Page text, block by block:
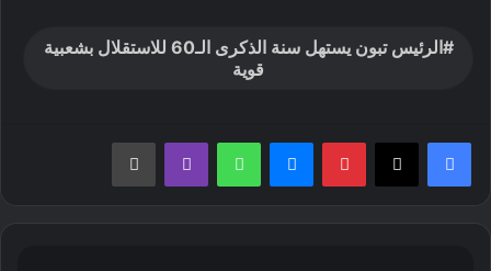
الرئيس تبون يستهل سنة الذكرى الـ60 للاستقلال بشعبية
قوية
بينتيريستماسنجر واتساب ڤايبر طباعة